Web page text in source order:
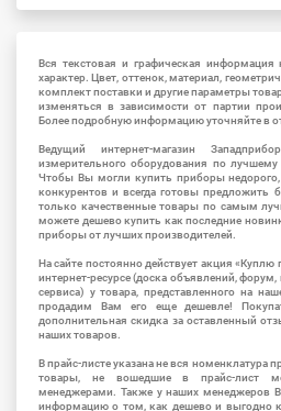
Вся текстовая и графическая
характер. Цвет, оттенок, материал,
комплект поставки и другие параметры
изменяться в зависимости от партии
Более подробную информацию уточняйте в
Ведущий интернет-магазин
измерительного оборудования по
Чтобы Вы могли купить приборы
конкурентов и всегда готовы предложить
только качественные товары по самым
можете дешево купить как последние
приборы от лучших производителей.
На сайте постоянно действует акция «Куплю
интернет-ресурсе (доска объявлений,
сервиса) у товара, представленного на
продадим Вам его еще дешевле!
дополнительная скидка за оставленный
наших товаров.
В прайс-листе указана не вся номенклатура
товары, не вошедшие в прайс-лист
менеджерами. Также у наших менеджеров
информацию о том, как дешево и выгодно